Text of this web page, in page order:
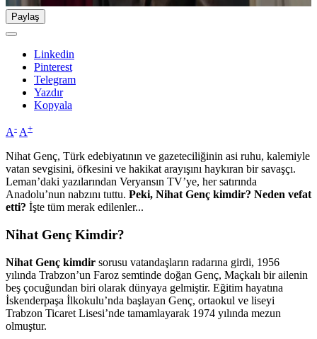
Paylaş
Linkedin
Pinterest
Telegram
Yazdır
Kopyala
A- A+
Nihat Genç, Türk edebiyatının ve gazeteciliğinin asi ruhu, kalemiyle
vatan sevgisini, öfkesini ve hakikat arayışını haykıran bir savaşçı.
Leman’daki yazılarından Veryansın TV’ye, her satırında
Anadolu’nun nabzını tuttu. Peki, Nihat Genç kimdir? Neden vefat
etti? İşte tüm merak edilenler...
Nihat Genç Kimdir?
Nihat Genç kimdir sorusu vatandaşların radarına girdi, 1956
yılında Trabzon’un Faroz semtinde doğan Genç, Maçkalı bir ailenin
beş çocuğundan biri olarak dünyaya gelmiştir. Eğitim hayatına
İskenderpaşa İlkokulu’nda başlayan Genç, ortaokul ve liseyi
Trabzon Ticaret Lisesi’nde tamamlayarak 1974 yılında mezun
olmuştur.